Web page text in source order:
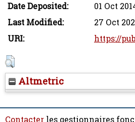
Date Deposited:
01 Oct
Last Modified:
27 Oct
URI:
https://
Altmetric
Contacter les gestionnaires